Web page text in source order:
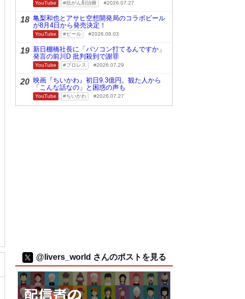
YouTube 抗がん剤治療 2026.07.27
18 亀梨和也とアサヒ空想開発局のコラボビール
が8月4日から発売決定！
YouTube ビール 2026.08.03
19 新日棚橋社長に「パソコン打てるんですか」
発言の前川D 批判殺到で謝罪
YouTube プロレス 2026.07.29
20 映画『ちいかわ』初日9.3億円。観た人から
「こんな話なの」と困惑の声も
YouTube ちいかわ 2026.07.27
@livers_world さんのポストを見る